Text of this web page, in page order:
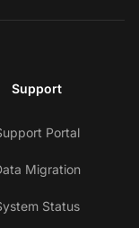
Support
Portal
Migration
Status